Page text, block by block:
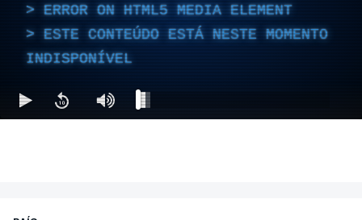
ERROR ON HTML5 MEDIA ELEMENT
ESTE CONTEÚDO ESTÁ NESTE MOMENTO
INDISPONÍVEL